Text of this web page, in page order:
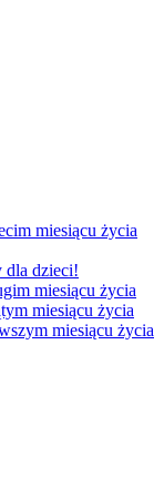
miesiącu życia
dla dzieci!
miesiącu życia
miesiącu życia
miesiącu życia